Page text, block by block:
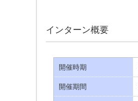
インターン概要
開催時期
開催期間